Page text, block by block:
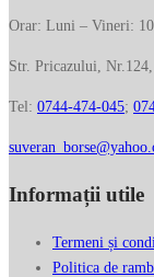
Orar: Luni – Vineri:
Str. Pricazului,
Tel: 0744-474-045;
Informații utile
Termeni și
Politica de